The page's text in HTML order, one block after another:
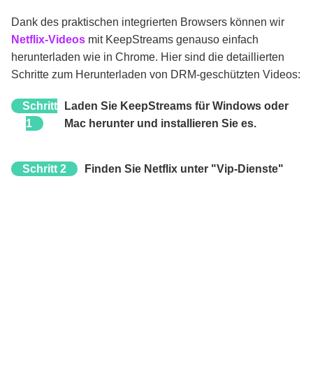
Dank des praktischen integrierten Browsers können wir
Netflix-Videos mit KeepStreams genauso einfach
herunterladen wie in Chrome. Hier sind die detaillierten
Schritte zum Herunterladen von DRM-geschützten Videos:
Schritt
1
Laden Sie KeepStreams für Windows oder
Mac herunter und installieren Sie es.
Schritt 2 Finden Sie Netflix unter "Vip-Dienste"